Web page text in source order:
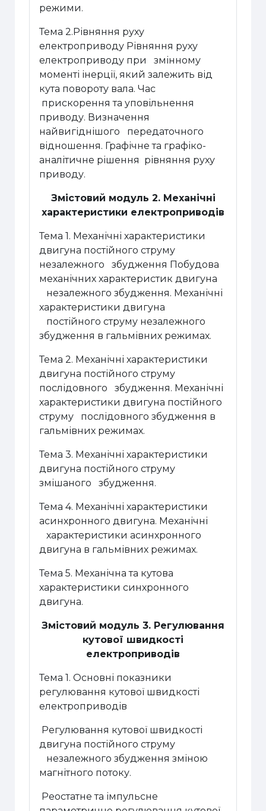
режими.
Тема 2.Рівняння руху
електроприводу Рівняння руху
електроприводу при змінному
моменті інерції, який залежить від
кута повороту вала. Час
прискорення та уповільнення
приводу. Визначення
найвигіднішого передаточного
відношення. Графічне та графіко-
аналітичне рішення рівняння руху
приводу.
Змістовий модуль 2. Механічні
характеристики електроприводів
Тема 1. Механічні характеристики
двигуна постійного струму
незалежного збудження Побудова
механічних характеристик двигуна
незалежного збудження. Механічні
характеристики двигуна
постійного струму незалежного
збудження в гальмівних режимах.
Тема 2. Механічні характеристики
двигуна постійного струму
послідовного збудження. Механічні
характеристики двигуна постійного
струму послідовного збудження в
гальмівних режимах.
Тема 3. Механічні характеристики
двигуна постійного струму
змішаного збудження.
Тема 4. Механічні характеристики
асинхронного двигуна. Механічні
характеристики асинхронного
двигуна в гальмівних режимах.
Тема 5. Механічна та кутова
характеристики синхронного
двигуна.
Змістовий модуль 3. Регулювання
кутової швидкості
електроприводів
Тема 1. Основні показники
регулювання кутової швидкості
електроприводів
Регулювання кутової швидкості
двигуна постійного струму
незалежного збудження зміною
магнітного потоку.
Реостатне та імпульсне